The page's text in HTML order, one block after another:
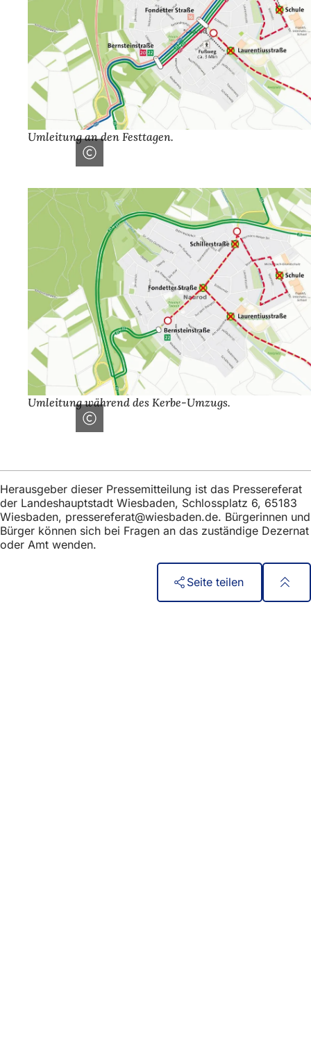
Umleitung an den Festtagen.
Umleitung während des Kerbe-Umzugs.
Herausgeber dieser Pressemitteilung ist das Pressereferat
der Landeshauptstadt Wiesbaden, Schlossplatz 6, 65183
Wiesbaden, pressereferat wiesbaden de. Bürgerinnen und
Bürger können sich bei Fragen an das zuständige Dezernat
oder Amt wenden.
Seite teilen